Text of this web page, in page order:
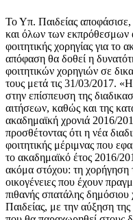
Το Υπ. Παιδείας
και όλων των εκπρόθεσμων
φοιτητικής χορηγίας για
απόφαση θα δοθεί η
φοιτητικών χορηγιών σε
τους μετά τις 31/03/2017.
στην επίσπευση της
αιτήσεων, καθώς και της
ακαδημαϊκή χρονιά 2016/
προσθέτοντας ότι η νέα
φοιτητικής μέριμνας που
το ακαδημαϊκό έτος 2016/
ακόμα στόχου: τη χορήγηση
οικογένειες που έχουν
πιθανής σπατάλης
Παιδείας, με την αύξηση